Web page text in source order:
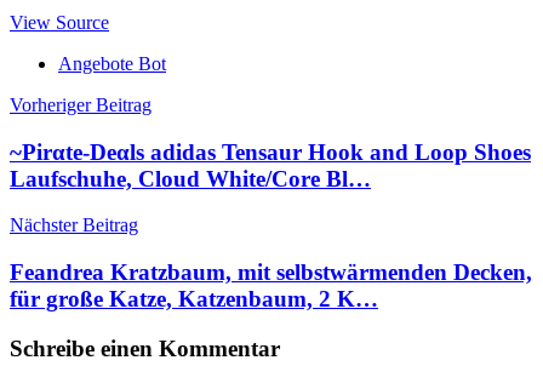
View Source
Angebote Bot
Beitragsnavigation
Vorheriger Beitrag
~Pirαtе-Dеαls adidas Tensaur Hook and Loop Shoes
Laufschuhe, Cloud White/Core Bl…
Nächster Beitrag
Feandrea Kratzbaum, mit selbstwärmenden Decken,
für große Katze, Katzenbaum, 2 K…
Schreibe einen Kommentar